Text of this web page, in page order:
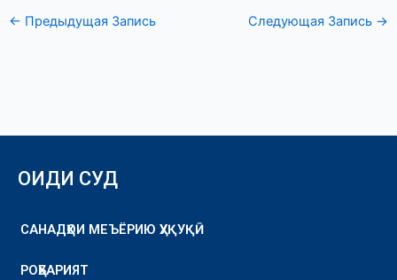
← Предыдущая Запись Следующая Запись →
ОИДИ СУД
САНАДҲОИ МЕЪЁРИЮ ҲУҚУҚӢ
РОҲБАРИЯТ